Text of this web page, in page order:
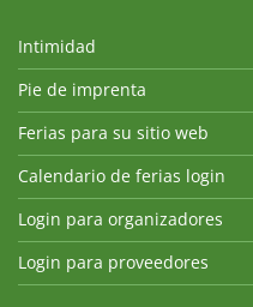
Intimidad
Pie de imprenta
Ferias para su sitio web
Calendario de ferias login
Login para organizadores
Login para proveedores